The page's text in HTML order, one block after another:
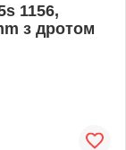
1156,
з дротом